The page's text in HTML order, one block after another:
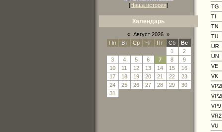
[Наша история]
Календарь
« Август 2026 »
Пн
Вт Ср Чт Пт Сб
Вс
1
2
3
4 5 6 7 8
9
10
11 12 13 14 15
16
17
18 19 20 21 22
23
24
25 26 27 28 29
30
31
TG
TI
TN
TU
UR
UN
VE
VK
VP9
VR2
VU